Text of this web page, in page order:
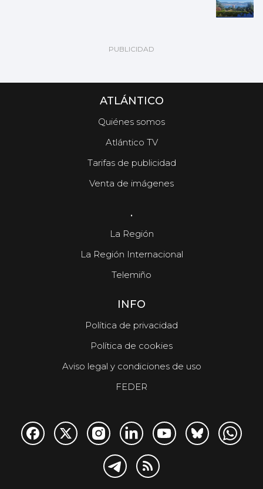
ATLÁNTICO
Quiénes somos
Atlántico TV
Tarifas de publicidad
Venta de imágenes
.
La Región
La Región Internacional
Telemiño
INFO
Política de privacidad
Política de cookies
Aviso legal y condiciones de uso
FEDER